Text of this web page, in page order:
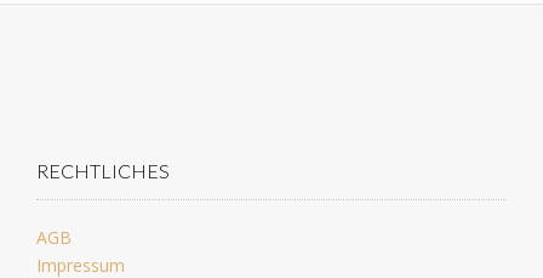
RECHTLICHES
AGB
Impressum